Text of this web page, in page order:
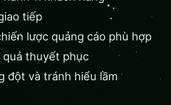
tiếp
lược quảng cáo phù hợp
quả thuyết phục
đột và tránh hiểu lầm